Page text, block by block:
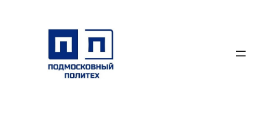
содержимому